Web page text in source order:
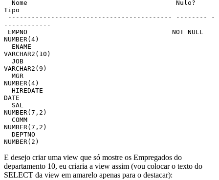
Tipo
------------
NUMBER(4)
VARCHAR2(10)
VARCHAR2(9)
NUMBER(4)
DATE
NUMBER(7,2)
NUMBER(7,2)
NUMBER(2)
E desejo criar uma view que só mostre os Empregados do
departamento 10, eu criaria a view assim (vou colocar o texto do
SELECT da view em amarelo apenas para o destacar):